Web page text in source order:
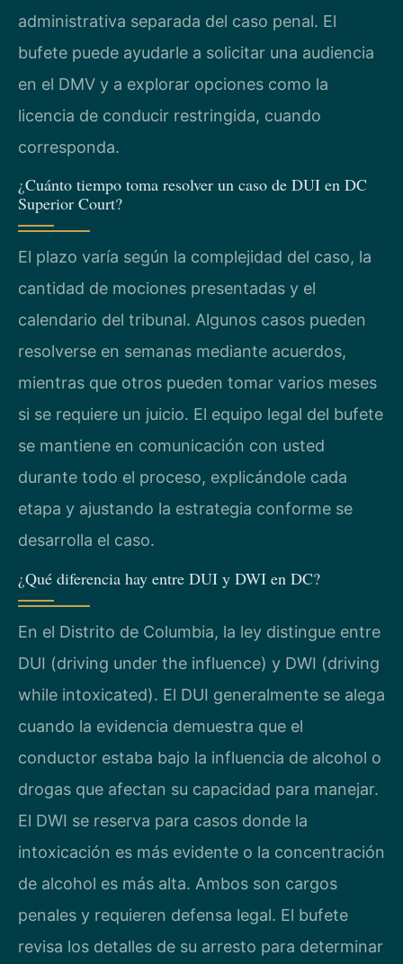
administrativa separada del caso penal. El
bufete puede ayudarle a solicitar una audiencia
en el DMV y a explorar opciones como la
licencia de conducir restringida, cuando
corresponda.
¿Cuánto tiempo toma resolver un caso de DUI en DC
Superior Court?
El plazo varía según la complejidad del caso, la
cantidad de mociones presentadas y el
calendario del tribunal. Algunos casos pueden
resolverse en semanas mediante acuerdos,
mientras que otros pueden tomar varios meses
si se requiere un juicio. El equipo legal del bufete
se mantiene en comunicación con usted
durante todo el proceso, explicándole cada
etapa y ajustando la estrategia conforme se
desarrolla el caso.
¿Qué diferencia hay entre DUI y DWI en DC?
En el Distrito de Columbia, la ley distingue entre
DUI (driving under the influence) y DWI (driving
while intoxicated). El DUI generalmente se alega
cuando la evidencia demuestra que el
conductor estaba bajo la influencia de alcohol o
drogas que afectan su capacidad para manejar.
El DWI se reserva para casos donde la
intoxicación es más evidente o la concentración
de alcohol es más alta. Ambos son cargos
penales y requieren defensa legal. El bufete
revisa los detalles de su arresto para determinar